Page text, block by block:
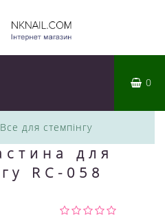
0
Все для стемпінгу
для
RC-058